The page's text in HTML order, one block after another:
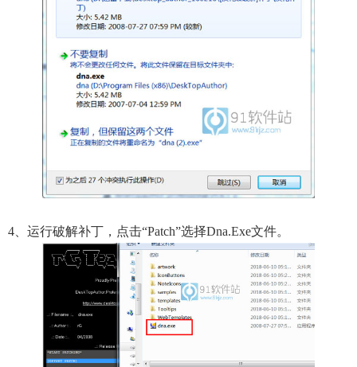
4、运行破解补丁，点击“patch”选择dna.exe文件。